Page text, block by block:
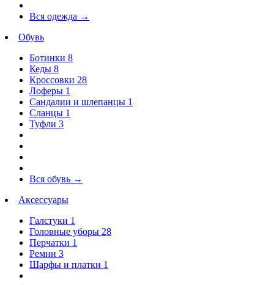
Вся одежда →
Обувь
Ботинки 8
Кеды 8
Кроссовки 28
Лоферы 1
Сандалии и шлепанцы 1
Сланцы 1
Туфли 3
Вся обувь →
Аксессуары
Галстуки 1
Головные уборы 28
Перчатки 1
Ремни 3
Шарфы и платки 1